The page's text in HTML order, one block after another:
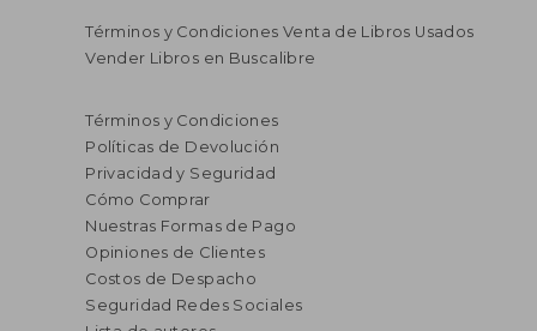
Términos y Condiciones Venta de Libros Usados
Vender Libros en Buscalibre
Términos y Condiciones
Políticas de Devolución
Privacidad y Seguridad
Cómo Comprar
Nuestras Formas de Pago
Opiniones de Clientes
Costos de Despacho
Seguridad Redes Sociales